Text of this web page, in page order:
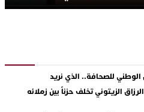
للصحافة.. الذي نريد
الزيتوني تخلف حزناً بين زملائه